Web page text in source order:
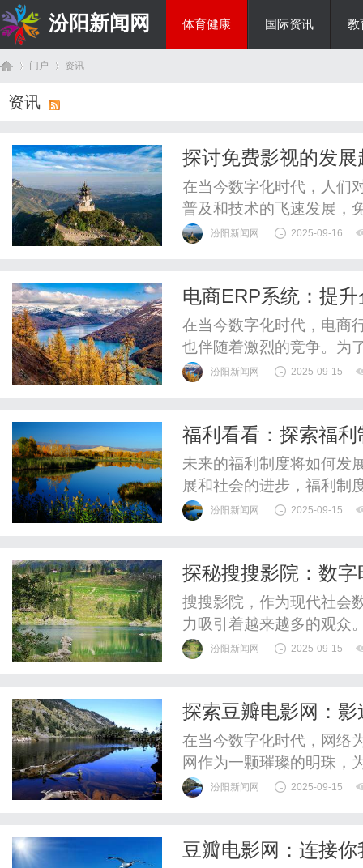
汾阳新闻网 体育健康 国际资讯 教
门户 资讯
资讯
探讨免费影视的发展
在当今数字化时代，人们
普及和技术的飞速发展，
的一部分。在这篇文章中
多选择的可能。许多免费
汾阳新闻网 2025-09-16
电商ERP系统：提
在当今数字化时代，电商
也伴随着激烈的竞争。为
进的工具来提升运营效率
理和流程优化。电商ERP
汾阳新闻网 2025-09-15
福利看看：探索福
未来的福利制度将如何发
展和社会的进步，福利制
更加便利地享受到各种福
让我们一起探索福利制度
汾阳新闻网 2025-09-15
探秘搜搜影院：数
搜搜影院，作为现代社会
力吸引着越来越多的观众
富多样的影片资源和便捷
典老片还是最新上映的大
汾阳新闻网 2025-09-15
探索豆瓣电影网：影
在当今数字化时代，网络
网作为一颗璀璨的明珠，
理想平台。自2005年成立
平台上查找最新上映、经
汾阳新闻网 2025-09-15
豆瓣电影网：连接